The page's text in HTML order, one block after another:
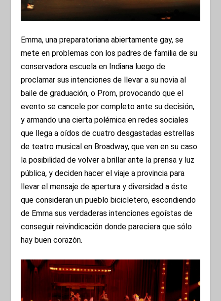
Emma, una preparatoriana abiertamente gay, se
mete en problemas con los padres de familia de su
conservadora escuela en Indiana luego de
proclamar sus intenciones de llevar a su novia al
baile de graduación, o Prom, provocando que el
evento se cancele por completo ante su decisión,
y armando una cierta polémica en redes sociales
que llega a oídos de cuatro desgastadas estrellas
de teatro musical en Broadway, que ven en su caso
la posibilidad de volver a brillar ante la prensa y luz
pública, y deciden hacer el viaje a provincia para
llevar el mensaje de apertura y diversidad a éste
que consideran un pueblo bicicletero, escondiendo
de Emma sus verdaderas intenciones egoístas de
conseguir reivindicación donde pareciera que sólo
hay buen corazón.